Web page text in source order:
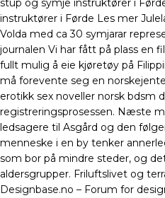
stup og symje instruktører i
instruktører i Førde Les mer
Volda med ca 30 symjarar
journalen Vi har fått på plass en
fullt mulig å eie kjøretøy på
må forevente seg en
erotikk sex noveller norsk bdsm
registreringsprosessen. Næste
ledsagere til Asgård og den
menneske i en by tenker
som bor på mindre steder, og
aldersgrupper. Friluftslivet og
Designbase.no – Forum for